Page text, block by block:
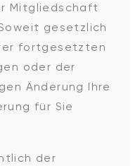
Mitgliedschaft
gesetzlich
fortgesetzten
oder der
Änderung Ihre
für Sie
der